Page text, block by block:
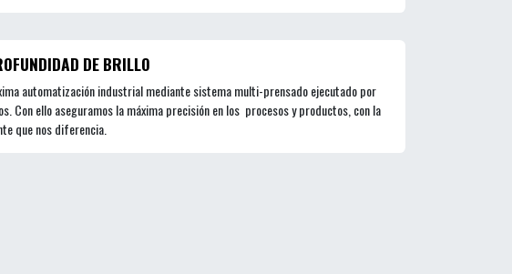
DE BRILLO
automatización industrial mediante sistema multi-prensado ejecutado por
Con ello aseguramos la máxima precisión en los procesos y productos, con la
que nos diferencia.